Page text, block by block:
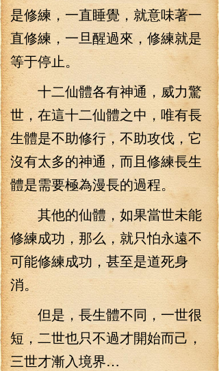
是修練，一直睡覺，就意味著一
直修練，一旦醒過來，修練就是
等于停止。
十二仙體各有神通，威力驚
世，在這十二仙體之中，唯有長
生體是不助修行，不助攻伐，它
沒有太多的神通，而且修練長生
體是需要極為漫長的過程。
其他的仙體，如果當世未能
修練成功，那么，就只怕永遠不
可能修練成功，甚至是道死身
消。
但是，長生體不同，一世很
短，二世也只不過才開始而己，
三世才漸入境界…